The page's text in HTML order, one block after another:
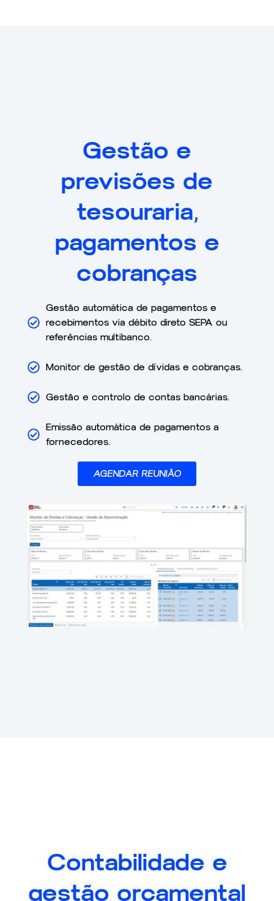
Gestão e
previsões de
tesouraria,
pagamentos e
cobranças
Gestão automática de pagamentos e
recebimentos via débito direto SEPA ou
referências multibanco.
Monitor de gestão de dívidas e cobranças.
Gestão e controlo de contas bancárias.
Emissão automática de pagamentos a
fornecedores.
AGENDAR REUNIÃO
Contabilidade e
gestão orçamental